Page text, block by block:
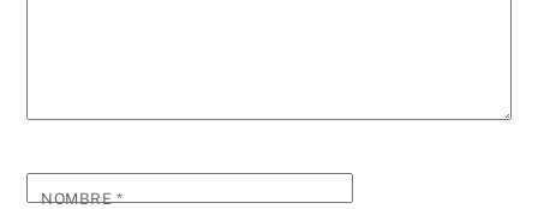
NOMBRE*